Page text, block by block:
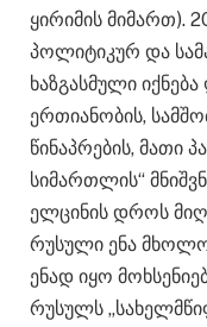
ყირიმის მიმართ).
პოლიტიკურ და
ხაზგასმული
ერთიანობის,
წინაპრების, მათი
სიმართლის“
ელცინის დროს
რუსული ენა
ენად იყო
რუსულს